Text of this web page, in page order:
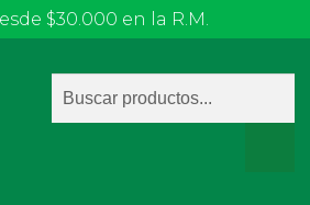
$30.000 en la R.M.
Búsqueda